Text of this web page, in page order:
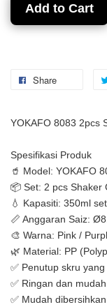
Add to Cart
Share
YOKAFO 8083 2pcs
Spesifikasi Produk
🥤 Model: YOKAFO
📦 Set: 2 pcs Shaker
💧 Kapasiti: 350ml
📏 Anggaran Saiz:
🎨 Warna: Pink /
🌿 Material: PP
✅ Penutup skru
✅ Ringan dan
✅ Mudah dibersihkan